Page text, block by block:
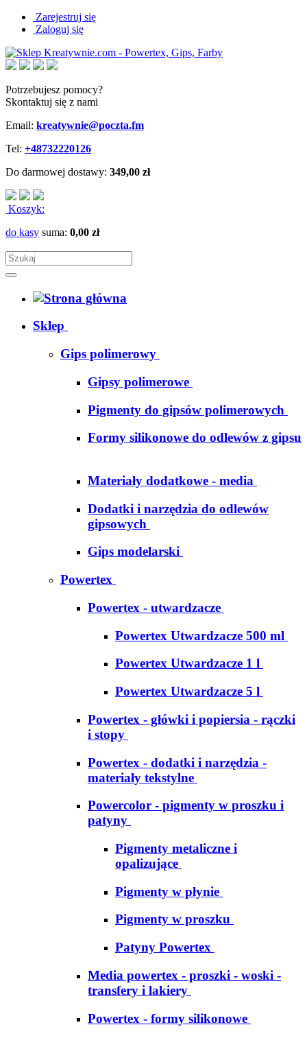
Zarejestruj się
Zaloguj się
Potrzebujesz pomocy?
Skontaktuj się z nami
Email: kreatywnie@poczta.fm
Tel: +48732220126
Do darmowej dostawy: 349,00 zł
Koszyk:
do kasy suma: 0,00 zł
Sklep
Gips polimerowy
Gipsy polimerowe
Pigmenty do gipsów polimerowych
Formy silikonowe do odlewów z gipsu
Materiały dodatkowe - media
Dodatki i narzędzia do odlewów
gipsowych
Gips modelarski
Powertex
Powertex - utwardzacze
Powertex Utwardzacze 500 ml
Powertex Utwardzacze 1 l
Powertex Utwardzacze 5 l
Powertex - główki i popiersia - rączki
i stopy
Powertex - dodatki i narzędzia -
materiały tekstylne
Powercolor - pigmenty w proszku i
patyny
Pigmenty metaliczne i
opalizujące
Pigmenty w płynie
Pigmenty w proszku
Patyny Powertex
Media powertex - proszki - woski -
transfery i lakiery
Powertex - formy silikonowe